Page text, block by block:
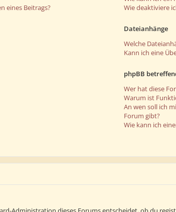
eines Beitrags?
Wie deaktiviere
Dateianhänge
Welche
Kann ich eine
phpBB
Wer hat diese
Warum ist
An wen soll ich
Forum gibt?
Wie kann ich